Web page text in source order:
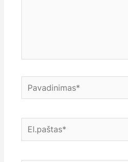
Pavadinimas*
El.paštas*